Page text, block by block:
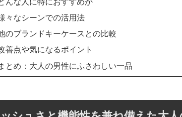
々なシーンでの活用法
のブランドキーケースとの比較
善点や気になるポイント
とめ：大人の男性にふさわしい一品